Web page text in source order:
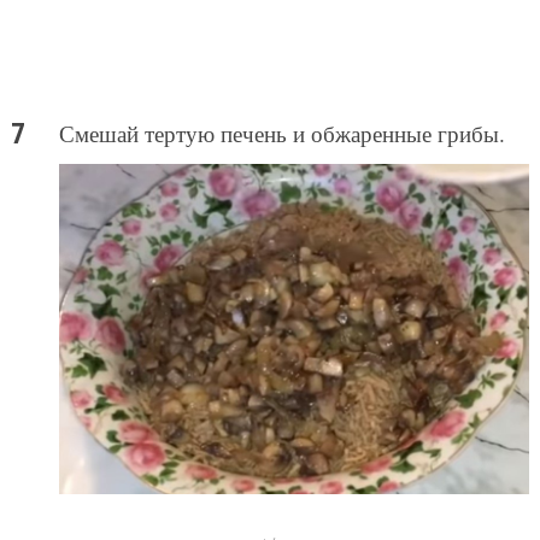
Смешай тертую печень и обжаренные грибы.